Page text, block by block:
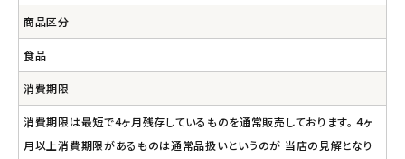
商品区分
食品
消費期限
消費期限は最短で4ヶ月残存しているものを通常販売しております。 4ヶ
月以上消費期限があるものは通常品扱いというのが 当店の見解となり